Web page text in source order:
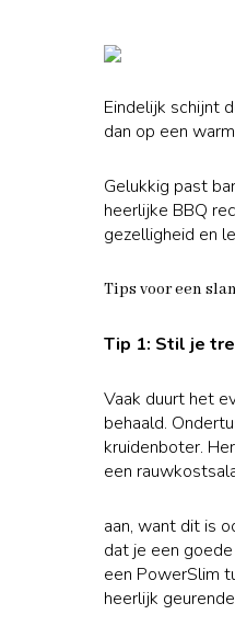
Eindelijk schijnt
dan op een
Gelukkig past
heerlijke BBQ
gezelligheid en
Tips voor een
Tip 1: Stil je
Vaak duurt het
behaald.
kruidenboter.
een
aan, want dit is
dat je een
een PowerSlim
heerlijk